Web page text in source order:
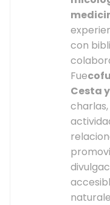
con
Fue
Cesta